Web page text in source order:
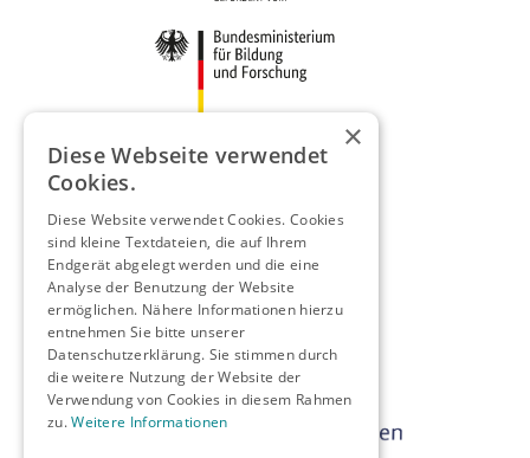
×
Diese Webseite verwendet
Cookies.
Diese Website verwendet Cookies. Cookies
sind kleine Textdateien, die auf Ihrem
Endgerät abgelegt werden und die eine
Analyse der Benutzung der Website
ermöglichen. Nähere Informationen hierzu
entnehmen Sie bitte unserer
Datenschutzerklärung. Sie stimmen durch
die weitere Nutzung der Website der
Verwendung von Cookies in diesem Rahmen
zu.Weitere Informationen